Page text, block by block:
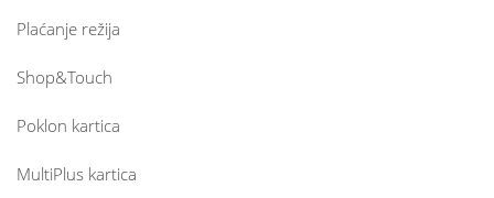
Plaćanje režija
Shop&Touch
Poklon kartica
MultiPlus kartica